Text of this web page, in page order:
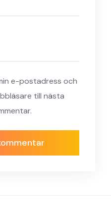
e-postadress och
till nästa